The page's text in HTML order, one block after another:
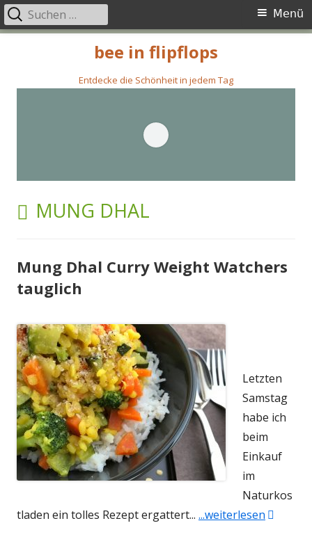
bee in flipflops
Entdecke die Schönheit in jedem Tag
Primäres
Menü
Suchen
nach:
SCHLAGWORT:
MUNG DHAL
Mung Dhal Curry Weight Watchers
tauglich
Letzten
Samstag
habe ich
beim
Einkauf
im
Naturkos
tladen ein tolles Rezept ergattert... ...weiterlesen "Mung